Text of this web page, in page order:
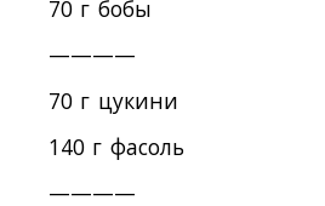
70 г бобы
————
70 г цукини
140 г фасоль
————